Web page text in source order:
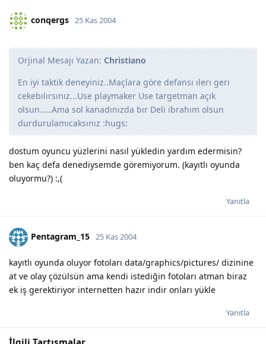
conqergs 25 Kas 2004
Orjinal Mesajı Yazan: Christiano
En iyi taktik deneyiniz..Maçlara göre defansı ılerı gerı
cekebılırsınız...Use playmaker Use targetman açık
olsun.....Ama sol kanadınızda bır Deli ibrahım olsun
durdurulamıcaksınız :hugs:
dostum oyuncu yüzlerini nasıl yükledin yardım edermisin?
ben kaç defa denediysemde göremiyorum. (kayıtlı oyunda
oluyormu?) :,(
Yanıtla
Pentagram_15 25 Kas 2004
kayıtlı oyunda oluyor fotoları data/graphics/pictures/ dizinine
at ve olay çözülsün ama kendi istediğin fotoları atman biraz
ek iş gerektiriyor internetten hazır indir onları yükle
Yanıtla